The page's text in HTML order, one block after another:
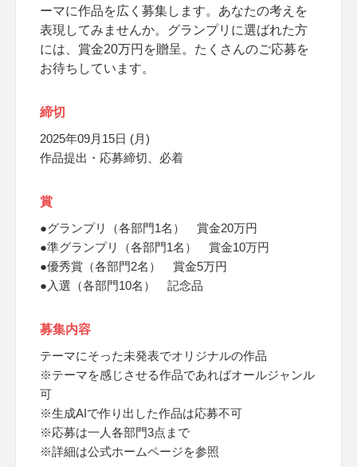
ーマに作品を広く募集します。あなたの考えを
表現してみませんか。グランプリに選ばれた方
には、賞金20万円を贈呈。たくさんのご応募を
お待ちしています。
締切
2025年09月15日 (月)
作品提出・応募締切、必着
賞
●グランプリ（各部門1名） 賞金20万円
●準グランプリ（各部門1名） 賞金10万円
●優秀賞（各部門2名） 賞金5万円
●入選（各部門10名） 記念品
募集内容
テーマにそった未発表でオリジナルの作品
※テーマを感じさせる作品であればオールジャンル
可
※生成AIで作り出した作品は応募不可
※応募は一人各部門3点まで
※詳細は公式ホームページを参照